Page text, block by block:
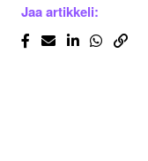
Jaa artikkeli: